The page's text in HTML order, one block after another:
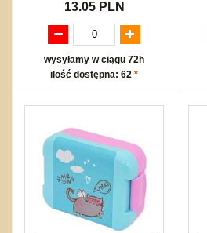
13.05 PLN
wysyłamy w ciągu 72h
ilość dostępna: 62 *